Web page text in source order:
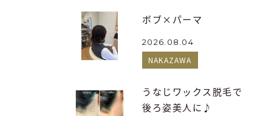
ボブ×パーマ
2026.08.04
NAKAZAWA
うなじワックス脱毛で
後ろ姿美人に♪